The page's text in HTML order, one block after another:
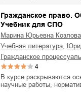
Гражданское право.
Учебник для СПО
Марина Юрьевна Козлова
учебная литература
гражданское
4
В курсе раскрываются
научные работы,